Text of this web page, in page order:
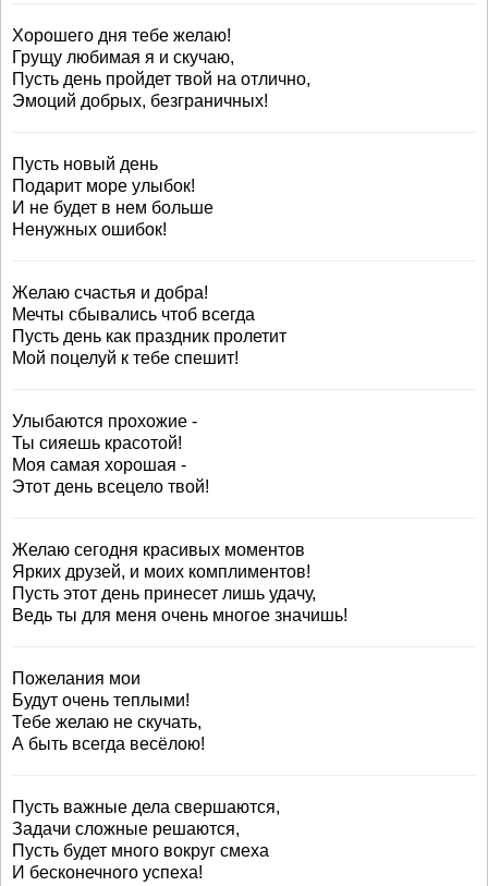
Хорошего дня тебе желаю!
Грущу любимая я и скучаю,
Пусть день пройдет твой на отлично,
Эмоций добрых, безграничных!
Пусть новый день
Подарит море улыбок!
И не будет в нем больше
Ненужных ошибок!
Желаю счастья и добра!
Мечты сбывались чтоб всегда
Пусть день как праздник пролетит
Мой поцелуй к тебе спешит!
Улыбаются прохожие -
Ты сияешь красотой!
Моя самая хорошая -
Этот день всецело твой!
Желаю сегодня красивых моментов
Ярких друзей, и моих комплиментов!
Пусть этот день принесет лишь удачу,
Ведь ты для меня очень многое значишь!
Пожелания мои
Будут очень теплыми!
Тебе желаю не скучать,
А быть всегда весёлою!
Пусть важные дела свершаются,
Задачи сложные решаются,
Пусть будет много вокруг смеха
И бесконечного успеха!